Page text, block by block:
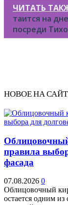
ЧИТАТЬ
таится на
посреди
НОВОЕ НА
правила
фасада
07.08.2026 0
Облицовочный
остается одним